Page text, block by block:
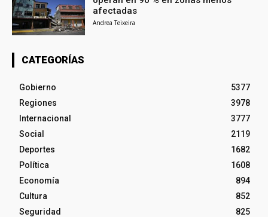
afectadas
Andrea Teixeira
CATEGORÍAS
Gobierno
5377
Regiones
3978
Internacional
3777
Social
2119
Deportes
1682
Política
1608
Economía
894
Cultura
852
Seguridad
825